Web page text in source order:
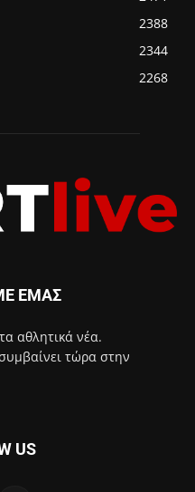
2388
2344
2268
ΕΜΑΣ
αθλητικά νέα.
τώρα στην
US